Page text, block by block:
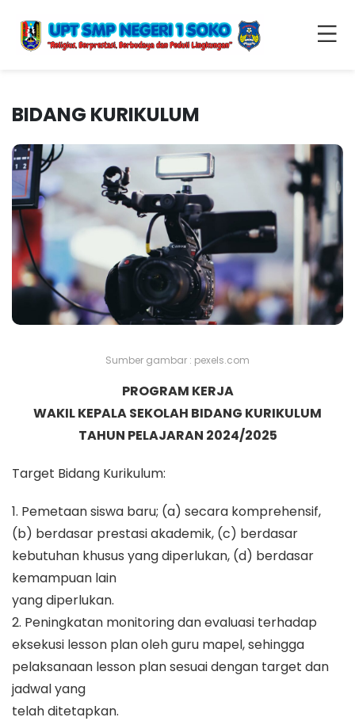
BIDANG KURIKULUM
Sumber gambar : pexels.com
PROGRAM KERJA
WAKIL KEPALA SEKOLAH BIDANG KURIKULUM
TAHUN PELAJARAN 2024/2025
Target Bidang Kurikulum:
1. Pemetaan siswa baru; (a) secara komprehensif,
(b) berdasar prestasi akademik, (c) berdasar
kebutuhan khusus yang diperlukan, (d) berdasar
kemampuan lain
yang diperlukan.
2. Peningkatan monitoring dan evaluasi terhadap
eksekusi lesson plan oleh guru mapel, sehingga
pelaksanaan lesson plan sesuai dengan target dan
jadwal yang
telah ditetapkan.